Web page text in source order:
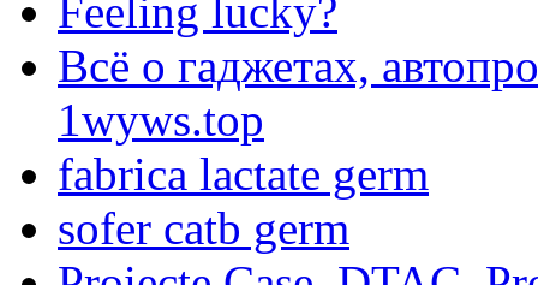
Feeling lucky?
Всё о гаджетах,
1wyws.top
fabrica lactate germ
sofer catb germ